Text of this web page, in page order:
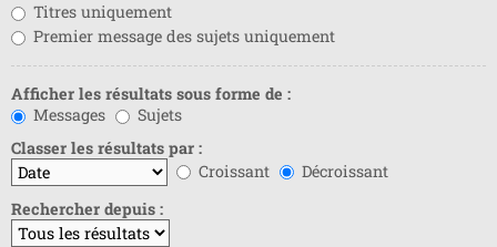
Titres uniquement
Premier message des sujets uniquement
Afficher les résultats sous forme de :
Messages
Sujets
Classer les résultats par :
Croissant
Décroissant
Rechercher depuis :